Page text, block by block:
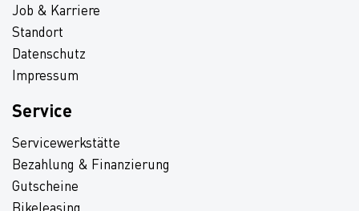
Job & Karriere
Standort
Datenschutz
Impressum
Service
Servicewerkstätte
Bezahlung & Finanzierung
Gutscheine
Bikeleasing